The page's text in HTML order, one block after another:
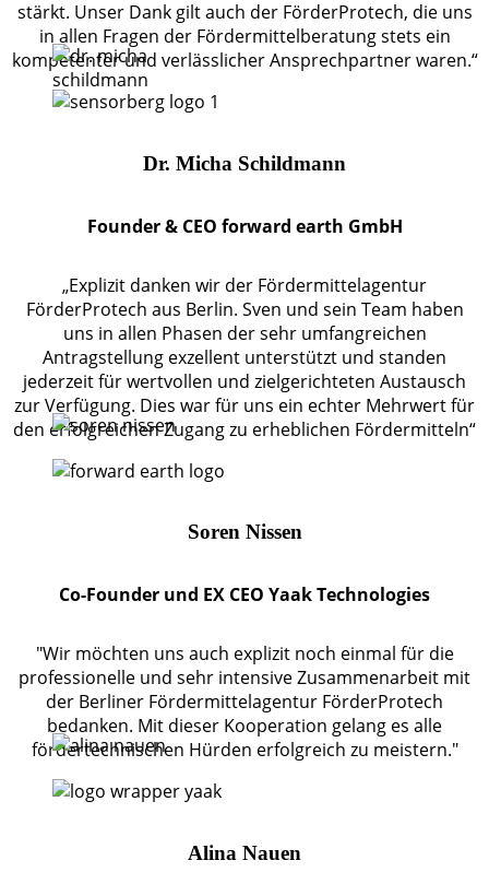
stärkt. Unser Dank gilt auch der FörderProtech, die uns
in allen Fragen der Fördermittelberatung stets ein
kompetenter und verlässlicher Ansprechpartner waren.“
Dr. Micha Schildmann
Founder & CEO forward earth GmbH
„Explizit danken wir der Fördermittelagentur
FörderProtech aus Berlin. Sven und sein Team haben
uns in allen Phasen der sehr umfangreichen
Antragstellung exzellent unterstützt und standen
jederzeit für wertvollen und zielgerichteten Austausch
zur Verfügung. Dies war für uns ein echter Mehrwert für
den erfolgreichen Zugang zu erheblichen Fördermitteln“
Soren Nissen
Co-Founder und EX CEO Yaak Technologies
"Wir möchten uns auch explizit noch einmal für die
professionelle und sehr intensive Zusammenarbeit mit
der Berliner Fördermittelagentur FörderProtech
bedanken. Mit dieser Kooperation gelang es alle
fördertechnischen Hürden erfolgreich zu meistern."
Alina Nauen